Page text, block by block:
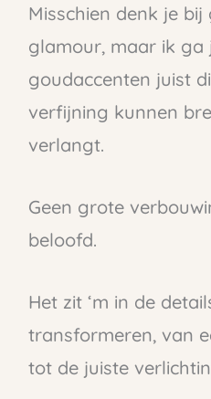
Misschien denk je
glamour, maar ik ga
goudaccenten juist
verfijning kunnen
verlangt.
Geen grote
beloofd.
Het zit ‘m in de
transformeren, van
tot de juiste